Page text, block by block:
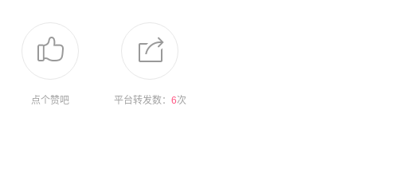
点个赞吧 平台转发数： 6次